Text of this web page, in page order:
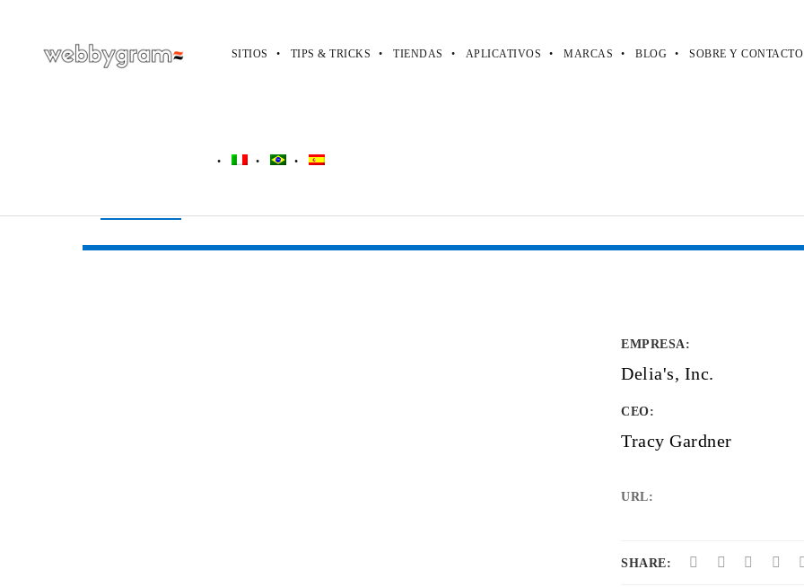
SITIOS TIPS & TRICKS TIENDAS APLICATIVOS MARCAS BLOG SOBRE Y CONTACTO
Delia’s
EMPRESA:
Delia's, Inc.
CEO:
Tracy Gardner
URL:
SHARE: